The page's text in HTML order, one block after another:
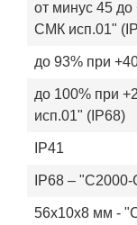
от минус 45
СМК исп.01"
до 93% при
до 100% при
исп.01" (IP68)
IР41
IР68 –
56х10х8 мм -